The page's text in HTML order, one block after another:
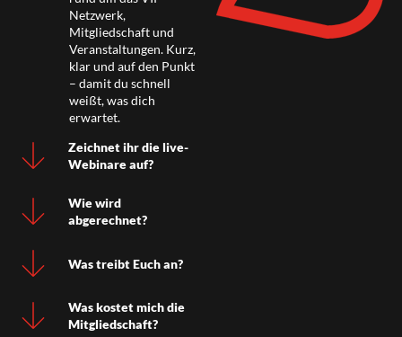
Netzwerk,
Mitgliedschaft und
Veranstaltungen. Kurz,
klar und auf den Punkt
– damit du schnell
weißt, was dich
erwartet.
Zeichnet ihr die live-
Webinare auf?
Wie wird
abgerechnet?
Was treibt Euch an?
Was kostet mich die
Mitgliedschaft?